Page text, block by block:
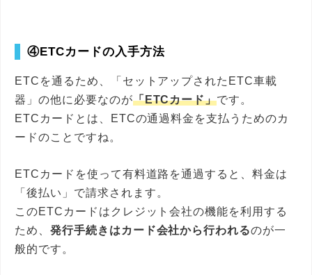
④ETCカードの入手方法
ETCを通るため、「セットアップされたETC車載
器」の他に必要なのが「ETCカード」です。
ETCカードとは、ETCの通過料金を支払うためのカ
ードのことですね。
ETCカードを使って有料道路を通過すると、料金は
「後払い」で請求されます。
このETCカードはクレジット会社の機能を利用する
ため、 発行手続きはカード会社から行われるのが一
般的です。